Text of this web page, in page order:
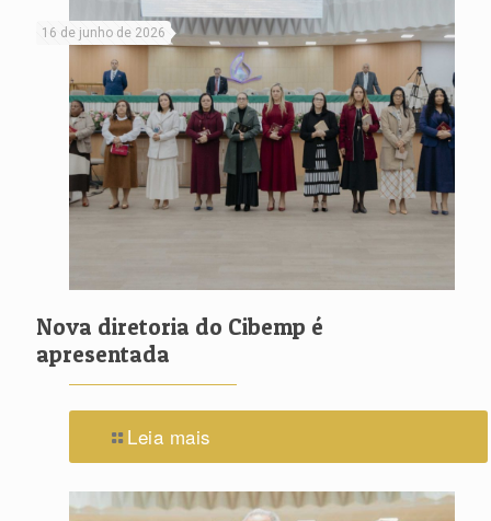
16 de junho de 2026
Nova diretoria do Cibemp é
apresentada
Leia mais